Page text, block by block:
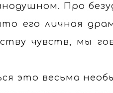
Про
его личная
чувств, мы
это весьма